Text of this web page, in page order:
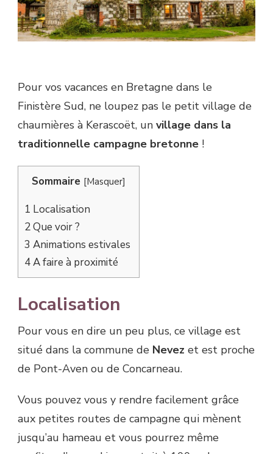
Pour vos vacances en Bretagne dans le
Finistère Sud, ne loupez pas le petit village de
chaumières à Kerascoët, un village dans la
traditionnelle campagne bretonne !
Sommaire [Masquer]
1 Localisation
2Que voir ?
3 Animations estivales
4A faire à proximité
Localisation
Pour vous en dire un peu plus, ce village est
situé dans la commune de Nevez et est proche
de Pont-Aven ou de Concarneau.
Vous pouvez vous y rendre facilement grâce
aux petites routes de campagne qui mènent
jusqu’au hameau et vous pourrez même